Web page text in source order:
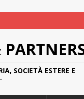
SOCIETÀ ESTERE E